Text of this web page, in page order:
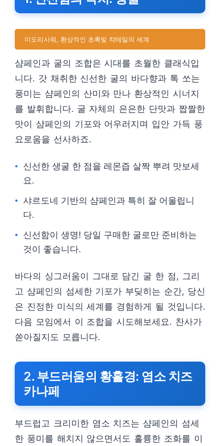
미도리사워, 환상적인 초록빛 칵테일의 세계
샴페인과 굴의 조합은 시대를 초월한 클래식입
니다. 갓 채취한 신선한 굴의 바다향과 톡 쏘는
풍미는 샴페인의 산미와 만나 환상적인 시너지
를 발휘합니다. 굴 자체의 은은한 단맛과 짭짤한
맛이 샴페인의 기포와 어우러지며 입안 가득 풍
요로움을 선사하죠.
신선한 생굴 한 점을 레몬즙 살짝 뿌려 맛보세
요.
샤르도네 기반의 샴페인과 특히 잘 어울립니
다.
신선함이 생명! 당일 구매한 굴로만 준비하는
것이 좋습니다.
바다의 싱그러움이 그대로 담긴 굴 한 점, 그리
고 샴페인의 섬세한 기포가 부딪히는 순간, 당신
은 진정한 미식의 세계를 경험하게 될 것입니다.
다음 모임에서 이 조합을 시도해보세요. 찬사가
쏟아질지도 모릅니다.
2. 부드러움의 황홀경: 염소 치즈
카나페
부드럽고 크리미한 염소 치즈는 샴페인의 섬세
한 풍미를 해치지 않으면서도 훌륭한 조화를 이